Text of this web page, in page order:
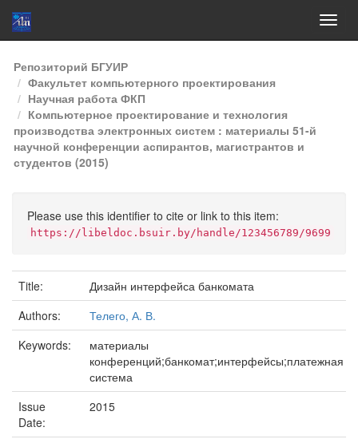
Skip
navigation
Репозиторий БГУИР
Факультет компьютерного проектирования
Научная работа ФКП
Компьютерное проектирование и технология
производства электронных систем : материалы 51-й
научной конференции аспирантов, магистрантов и
студентов (2015)
Please use this identifier to cite or link to this item:
https://libeldoc.bsuir.by/handle/123456789/9699
Title:
Дизайн интерфейса банкомата
Authors:
Телего, А. В.
Keywords:
материалы
конференций;банкомат;интерфейсы;платежная
система
Issue
Date:
2015